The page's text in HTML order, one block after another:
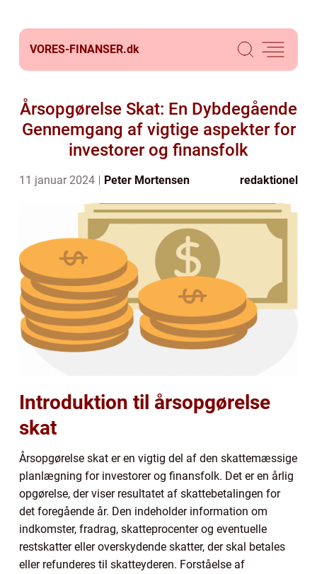
VORES-FINANSER.dk
Årsopgørelse Skat: En Dybdegående
Gennemgang af vigtige aspekter for
investorer og finansfolk
11 januar 2024 Peter Mortensen redaktionel
Introduktion til årsopgørelse
skat
Årsopgørelse skat er en vigtig del af den skattemæssige
planlægning for investorer og finansfolk. Det er en årlig
opgørelse, der viser resultatet af skattebetalingen for
det foregående år. Den indeholder information om
indkomster, fradrag, skatteprocenter og eventuelle
restskatter eller overskydende skatter, der skal betales
eller refunderes til skatteyderen. Forståelse af